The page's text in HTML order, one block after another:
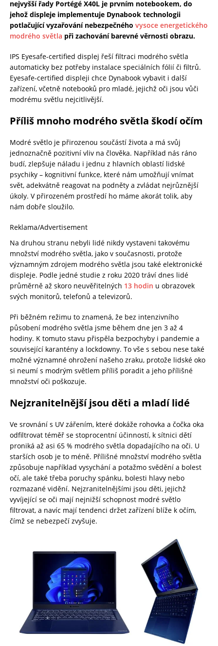
nejvyšší řady Portégé X40L je prvním notebookem, do
jehož displeje implementuje Dynabook technologii
potlačující vyzařování nebezpečného vysoce energetického
modrého světla při zachování barevné věrnosti obrazu.
IPS Eyesafe-certified displej řeší filtraci modrého světla
automaticky bez potřeby instalace speciálních fólií či filtrů.
Eyesafe-certified displeji chce Dynabook vybavit i další
zařízení, včetně notebooků pro mladé, jejichž oči jsou vůči
modrému světlu nejcitlivější.
Příliš mnoho modrého světla škodí očím
Modré světlo je přirozenou součástí života a má svůj
jednoznačně pozitivní vliv na člověka. Například nás ráno
budí, zlepšuje náladu i jednu z hlavních oblastí lidské
psychiky – kognitivní funkce, které nám umožňují vnímat
svět, adekvátně reagovat na podněty a zvládat nejrůznější
úkoly. V přirozeném prostředí ho máme akorát tolik, aby
nám dobře sloužilo.
Reklama/Advertisement
Na druhou stranu nebyli lidé nikdy vystaveni takovému
množství modrého světla, jako v současnosti, protože
významným zdrojem modrého světla jsou také elektronické
displeje. Podle jedné studie z roku 2020 tráví dnes lidé
průměrně až skoro neuvěřitelných 13 hodin u obrazovek
svých monitorů, telefonů a televizorů.
Při běžném režimu to znamená, že bez intenzivního
působení modrého světla jsme během dne jen 3 až 4
hodiny. K tomuto stavu přispěla bezpochyby i pandemie a
související karantény a lockdowny. To vše s sebou nese také
možné významné ohrožení našeho zraku, protože lidské oko
si neumí s modrým světlem příliš poradit a jeho přílišné
množství oči poškozuje.
Nejzranitelnější jsou děti a mladí lidé
Ve srovnání s UV zářením, které dokáže rohovka a čočka oka
odfiltrovat téměř se stoprocentní účinností, k sítnici dětí
proniká až asi 65 % modrého světla dopadajícího na oči. U
starších osob je to méně. Přílišné množství modrého světla
způsobuje například vysychání a potažmo svědění a bolest
očí, ale také třeba poruchy spánku, bolesti hlavy nebo
rozmazané vidění. Nejzranitelnějšími jsou děti, jejichž
vyvíjející se oči mají nejnižší schopnost modré světlo
filtrovat, a navíc mají tendenci držet zařízení blíže k očím,
čímž se nebezpečí zvyšuje.